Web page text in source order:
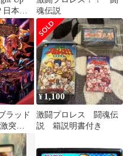
日本語
魂伝説
ラッド
突
ースタ
¥1,100
激闘プロレス 闘魂伝
説 箱説明書付き